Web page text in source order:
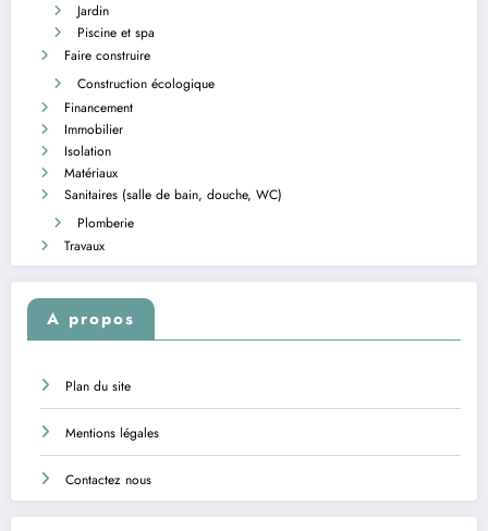
Jardin
Piscine et spa
Faire construire
Construction écologique
Financement
Immobilier
Isolation
Matériaux
Sanitaires (salle de bain, douche, WC)
Plomberie
Travaux
A propos
Plan du site
Mentions légales
Contactez nous